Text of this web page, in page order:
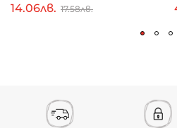
14.06лв. 17.58лв.